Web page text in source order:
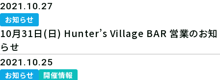
2021.10.27
お知らせ
10月31日(日) Hunter’s Village BAR 営業のお知
らせ
2021.10.25
お知らせ 開催情報